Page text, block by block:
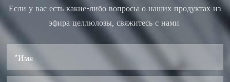
Если у вас есть какие-либо вопросы о наших продуктах из
эфира целлюлозы, свяжитесь с нами.